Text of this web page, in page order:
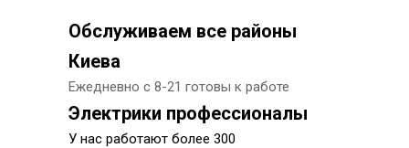
Обслуживаем все районы
Киева
Ежедневно с 8-21 готовы к работе
Электрики профессионалы
У нас работают более 300